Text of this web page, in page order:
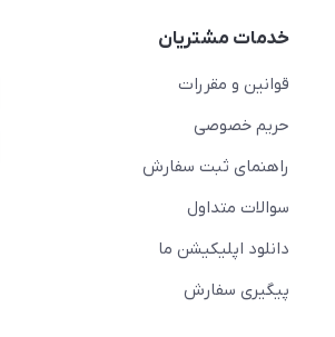
خدمات مشتریان
قوانین و مقررات
حریم خصوصی
راهنمای ثبت سفارش
سوالات متداول
دانلود اپلیکیشن ما
پیگیری سفارش